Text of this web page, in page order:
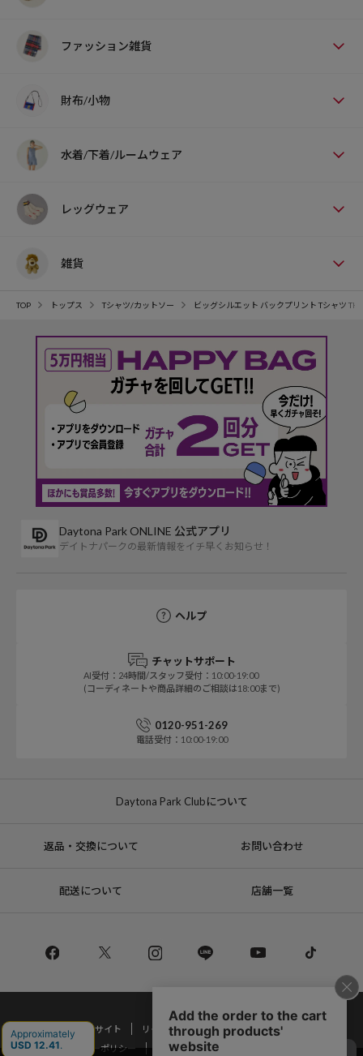
ファッション雑貨
財布/小物
水着/下着/ルームウェア
レッグウェア
雑貨
TOP トップス Tシャツ/カットソー ビッグシルエット バックプリント Tシャツ
Daytona Park ONLINE 公式アプリ
デイトナパークの最新情報をイチ早くお知らせ！
ヘルプ
チャットサポート
AI受付：24時間/スタッフ受付：10:00-19:00
(コーディネートや商品詳細のご相談は18:00まで)
0120-951-269
電話受付：10:00-19:00
Daytona Park Clubについて
返品・交換について お問い合わせ
配送について 店舗一覧
コーポレートサイト リクルート
サステナブルマークについて
プライバシーポリシー
特定商取引法・古物営業法に基づく表記